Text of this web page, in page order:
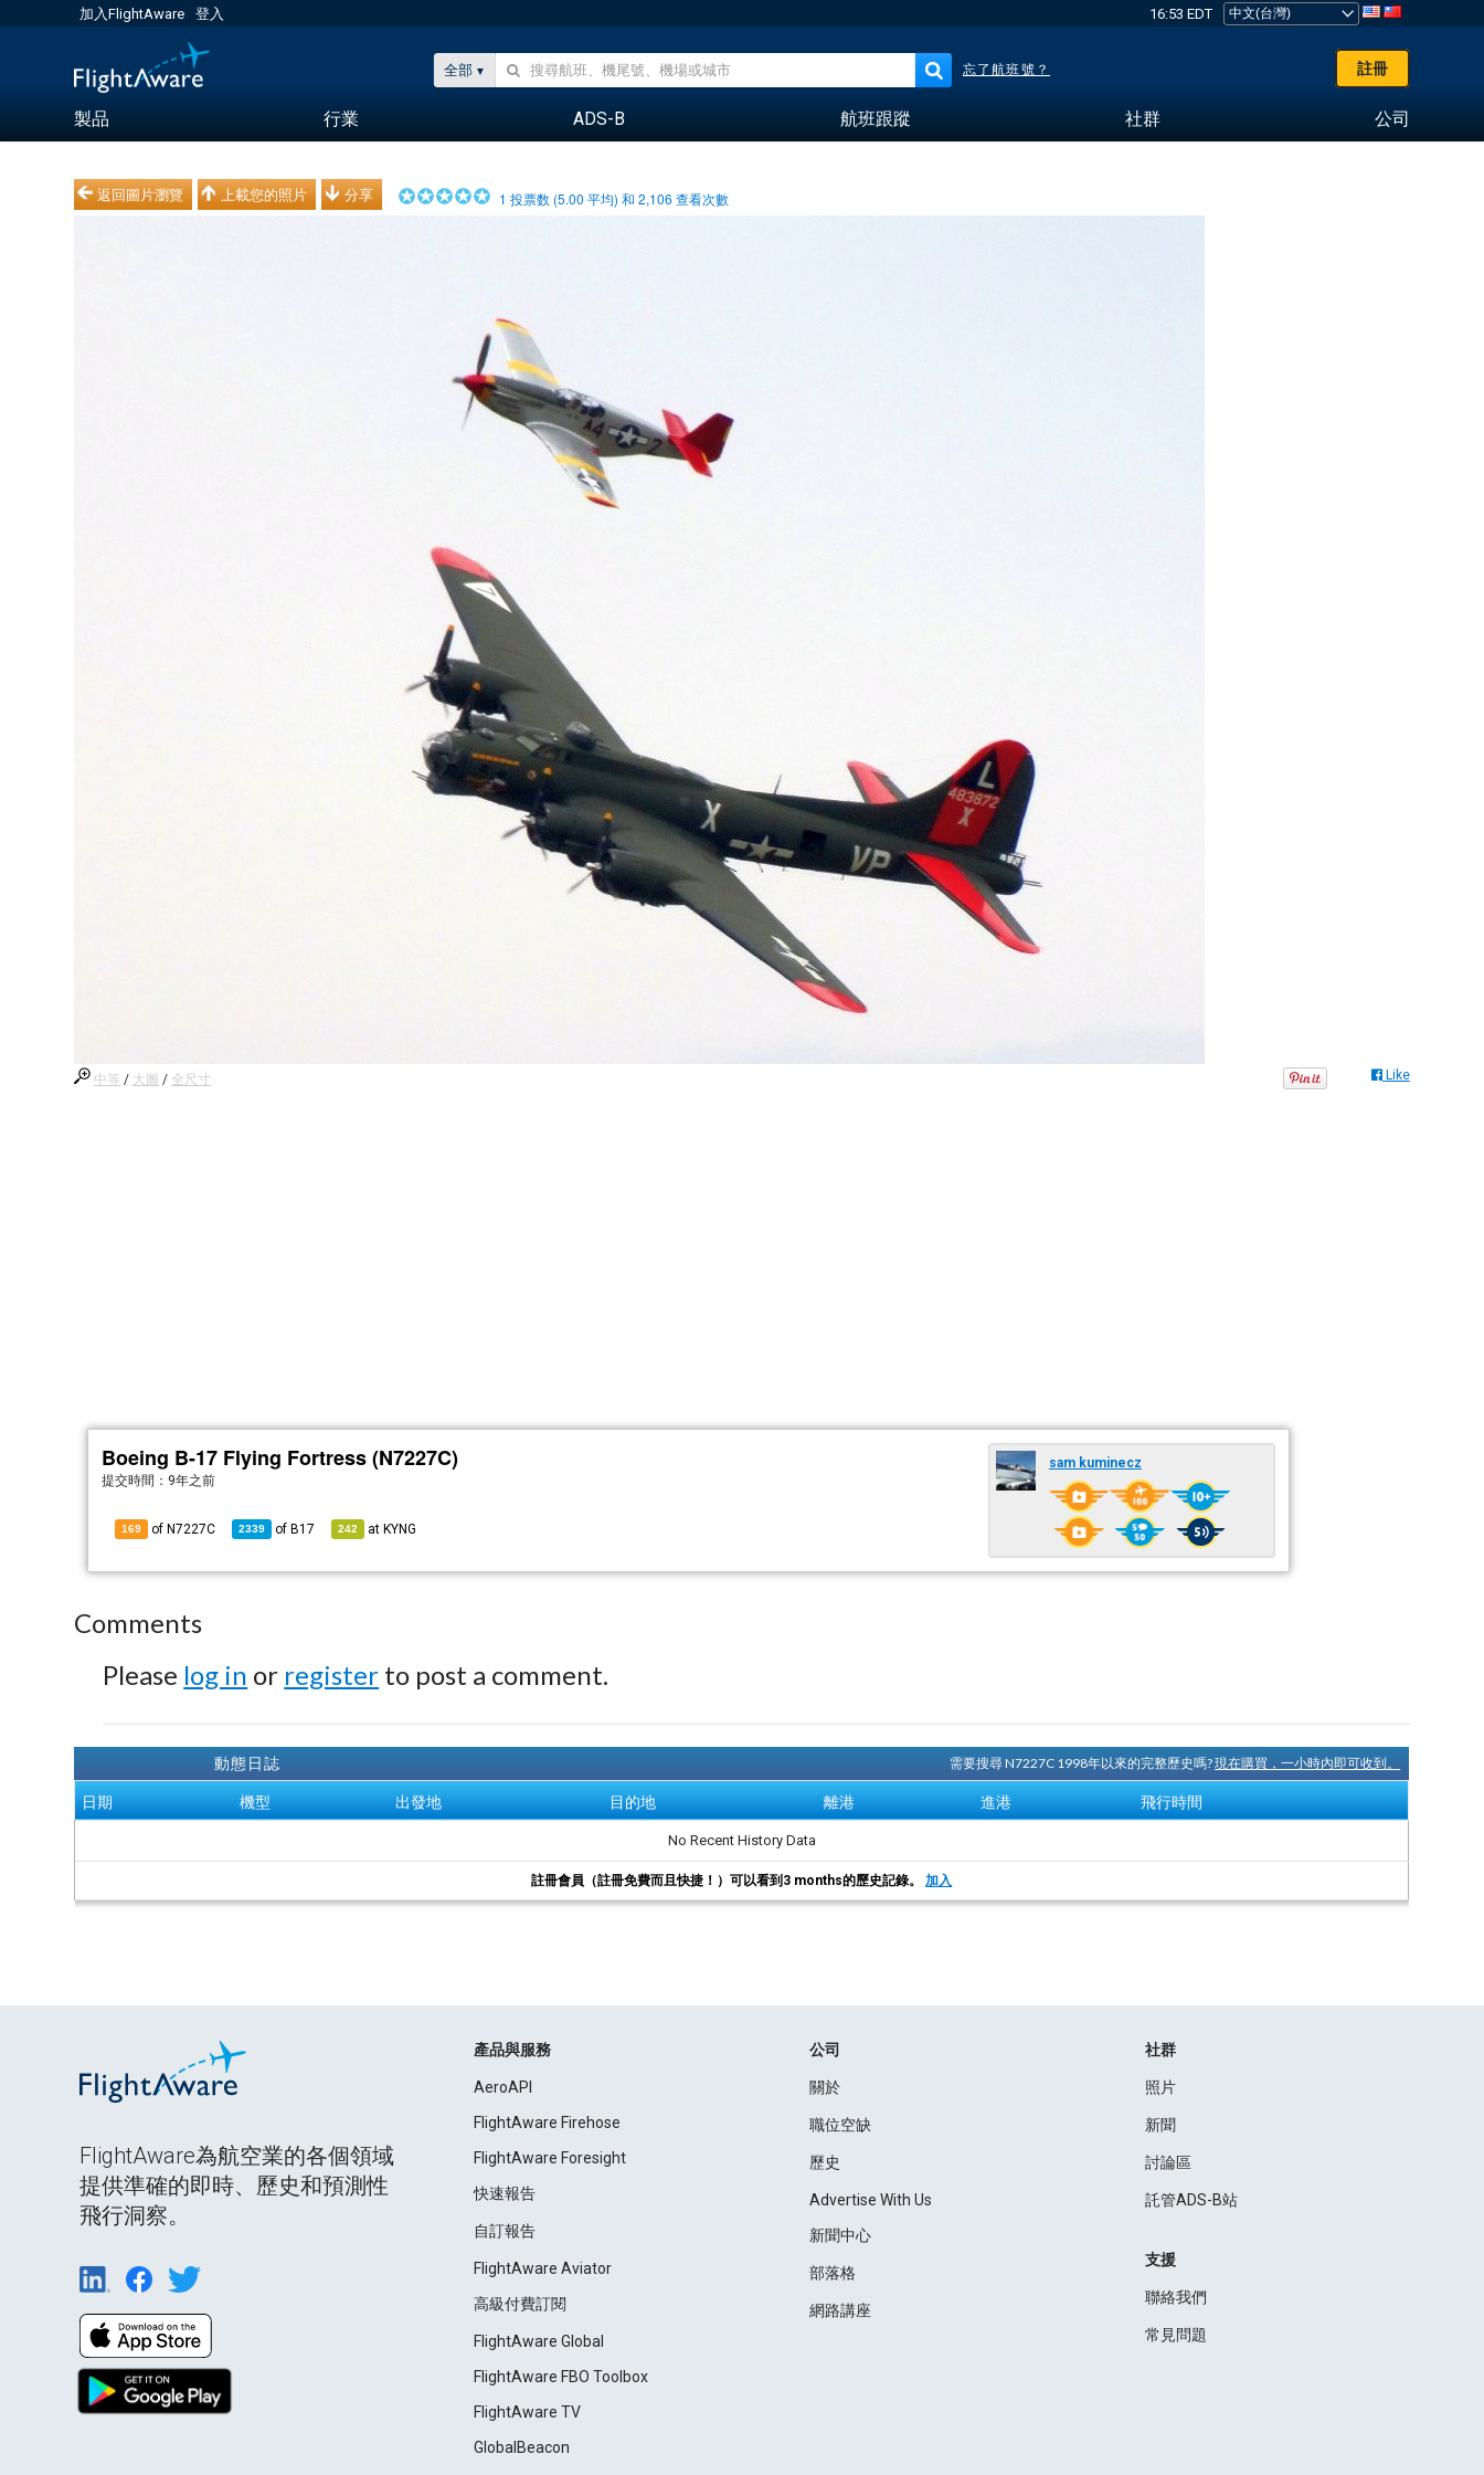
加入FlightAware 登入 16:53 EDT
全部 忘了航班號？ 註冊
製品 行業 ADS-B 航班跟蹤 社群 公司
返回圖片瀏覽 上載您的照片 分享 1 投票数 (5.00 平均) 和2,106 查看次數
中等 / 大圖 / 全尺寸 Like
Boeing B-17 Flying Fortress (N7227C)
提交時間： 9年之前
169 of N7227C 2339 of B17 242 at KYNG
sam kuminecz
Comments
Please log in or register to post a comment.
動態日誌 需要搜尋 N7227C 1998年以來的完整歷史嗎?現在購買，一小時內即可收到。
日期 機型 出發地 目的地 離港 進港 飛行時間
No Recent History Data
註冊會員（註冊免費而且快捷！）可以看到3 months的歷史記錄。加入
FlightAware為航空業的各個領域
提供準確的即時、歷史和預測性
飛行洞察。
產品與服務
AeroAPI
FlightAware Firehose
FlightAware Foresight
快速報告
自訂報告
FlightAware Aviator
高級付費訂閱
FlightAware Global
FlightAware FBO Toolbox
FlightAware TV
GlobalBeacon
公司
關於
職位空缺
歷史
Advertise With Us
新聞中心
部落格
網路講座
社群
照片
新聞
討論區
託管ADS-B站
支援
聯絡我們
常見問題